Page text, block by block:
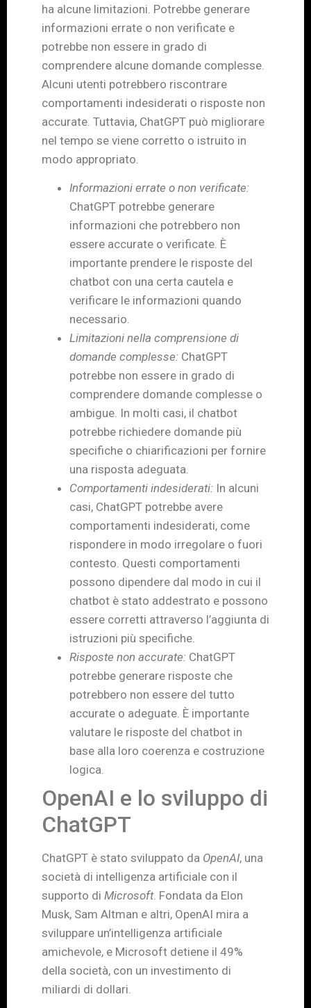
ha alcune limitazioni. Potrebbe generare
informazioni errate o non verificate e
potrebbe non essere in grado di
comprendere alcune domande complesse.
Alcuni utenti potrebbero riscontrare
comportamenti indesiderati o risposte non
accurate. Tuttavia, ChatGPT può migliorare
nel tempo se viene corretto o istruito in
modo appropriato.
Informazioni errate o non verificate:
ChatGPT potrebbe generare
informazioni che potrebbero non
essere accurate o verificate. È
importante prendere le risposte del
chatbot con una certa cautela e
verificare le informazioni quando
necessario.
Limitazioni nella comprensione di
domande complesse: ChatGPT
potrebbe non essere in grado di
comprendere domande complesse o
ambigue. In molti casi, il chatbot
potrebbe richiedere domande più
specifiche o chiarificazioni per fornire
una risposta adeguata.
Comportamenti indesiderati: In alcuni
casi, ChatGPT potrebbe avere
comportamenti indesiderati, come
rispondere in modo irregolare o fuori
contesto. Questi comportamenti
possono dipendere dal modo in cui il
chatbot è stato addestrato e possono
essere corretti attraverso l’aggiunta di
istruzioni più specifiche.
Risposte non accurate: ChatGPT
potrebbe generare risposte che
potrebbero non essere del tutto
accurate o adeguate. È importante
valutare le risposte del chatbot in
base alla loro coerenza e costruzione
logica.
OpenAI e lo sviluppo di
ChatGPT
ChatGPT è stato sviluppato da OpenAI, una
società di intelligenza artificiale con il
supporto di Microsoft. Fondata da Elon
Musk, Sam Altman e altri, OpenAI mira a
sviluppare un’intelligenza artificiale
amichevole, e Microsoft detiene il 49%
della società, con un investimento di
miliardi di dollari.